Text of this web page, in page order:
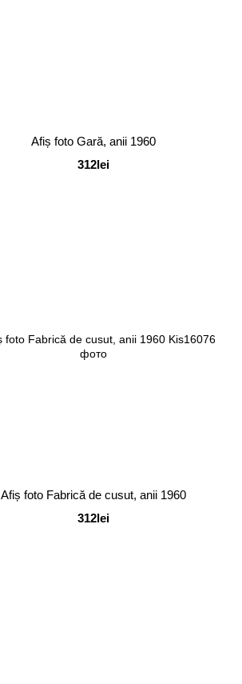
Afiș foto Gară, anii 1960
312lei
Afiș foto Fabrică de cusut, anii 1960
312lei